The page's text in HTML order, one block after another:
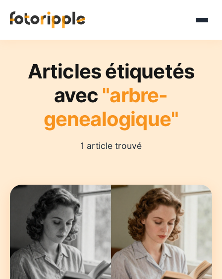
Articles étiquetés
avec "arbre-
genealogique"
1 article trouvé